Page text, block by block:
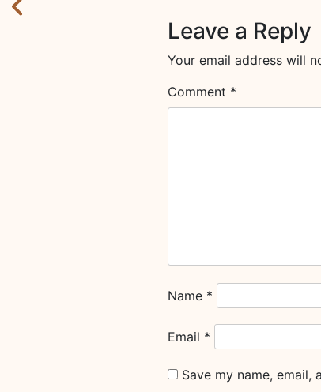
Leave a Reply
Your email address will
Comment *
Name *
Email *
Save my name,